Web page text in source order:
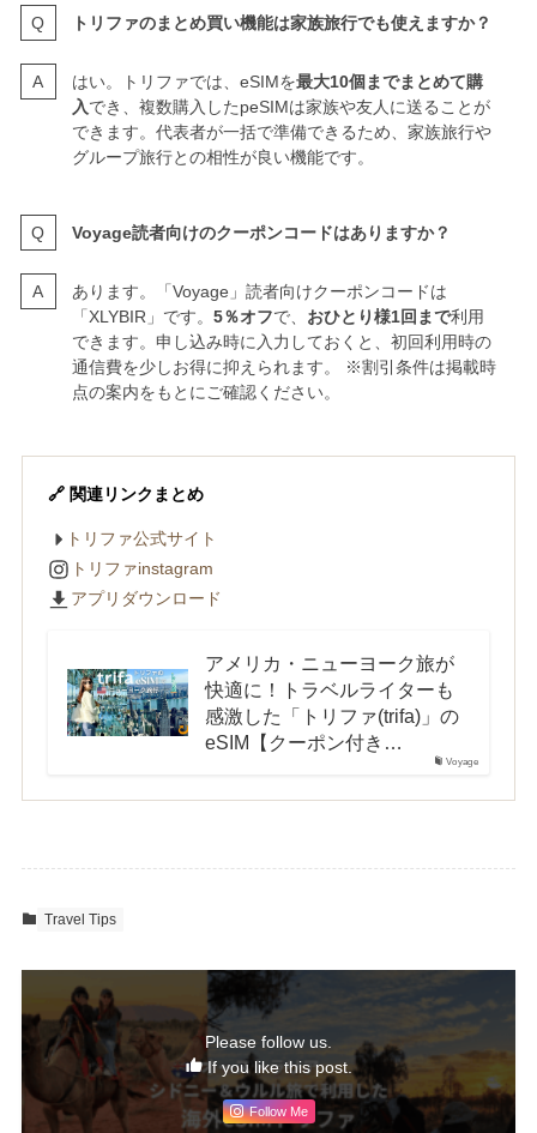
トリファのまとめ買い機能は家族旅行でも使えますか？
はい。トリファでは、eSIMを最大10個までまとめて購
入でき、複数購入したpeSIMは家族や友人に送ることが
できます。代表者が一括で準備できるため、家族旅行や
グループ旅行との相性が良い機能です。
Voyage読者向けのクーポンコードはありますか？
あります。「Voyage」読者向けクーポンコードは
「XLYBIR」です。 5％オフで、 おひとり様1回まで利用
できます。申し込み時に入力しておくと、初回利用時の
通信費を少しお得に抑えられます。 ※割引条件は掲載時
点の案内をもとにご確認ください。
🔗 関連リンクまとめ
トリファ公式サイト
トリファinstagram
アプリダウンロード
Voyage
アメリカ・ニューヨーク旅が
快適に！トラベルライターも
感激した「トリファ(trifa)」の
eSIM【クーポン付き…
Travel Tips
Please follow us.
If you like this post.
Follow Me